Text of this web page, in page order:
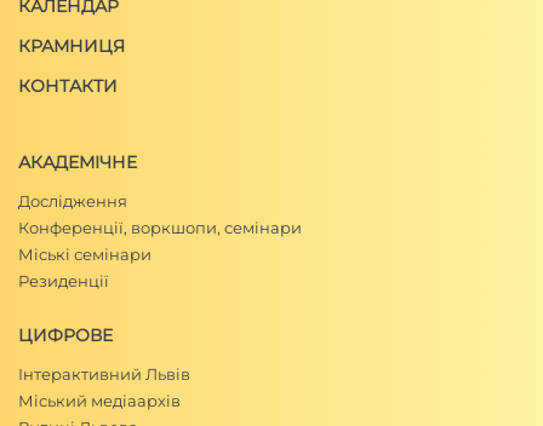
КАЛЕНДАР
КРАМНИЦЯ
КОНТАКТИ
АКАДЕМІЧНЕ
Дослідження
Конференції, воркшопи, семінари
Міські семінари
Резиденції
ЦИФРОВЕ
Інтерактивний Львів
Міський медіаархів